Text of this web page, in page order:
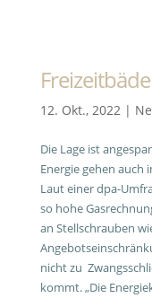
12. Okt., 2022|
Die Lage ist
Energie gehen auch
Laut einer dpa-
so hohe
an Stellschrauben
nicht zu
kommt. „Die